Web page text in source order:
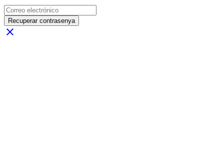
Recuperar contrasenya
close